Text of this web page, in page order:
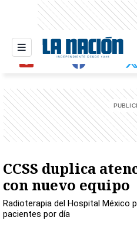
CCSS duplica
con nuevo equipo
Radioterapia del Hospital México
pacientes por día